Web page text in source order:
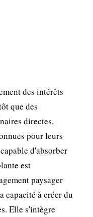
des intérêts
que des
directes.
pour leurs
d'absorber
est
paysager
capacité à créer du
Elle s'intègre